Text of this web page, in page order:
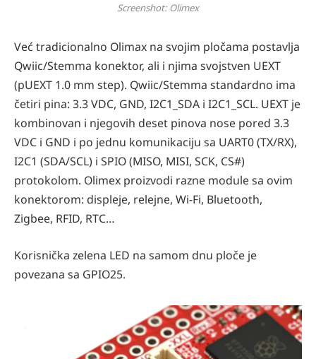
Screenshot: Olimex
Već tradicionalno Olimax na svojim pločama postavlja
Qwiic/Stemma konektor, ali i njima svojstven UEXT
(pUEXT 1.0 mm step). Qwiic/Stemma standardno ima
četiri pina: 3.3 VDC, GND, I2C1_SDA i I2C1_SCL. UEXT je
kombinovan i njegovih deset pinova nose pored 3.3
VDC i GND i po jednu komunikaciju sa UART0 (TX/RX),
I2C1 (SDA/SCL) i SPIO (MISO, MISI, SCK, CS#)
protokolom. Olimex proizvodi razne module sa ovim
konektorom: displeje, relejne, Wi-Fi, Bluetooth,
Zigbee, RFID, RTC…
Korisnička zelena LED na samom dnu ploče je
povezana sa GPIO25.